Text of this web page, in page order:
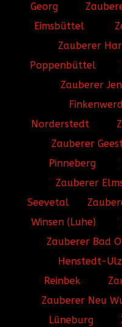
Georg
Eimsbüttel
Zauberer
Poppenbüttel
Zauberer
Norderstedt
Zauberer
Pinneberg
Zauberer
Seevetal
Winsen (Luhe)
Zauberer Bad
Henstedt-
Reinbek
Zauberer Neu
Lüneburg